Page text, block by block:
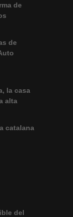
de
de
la casa
alta
catalana
del